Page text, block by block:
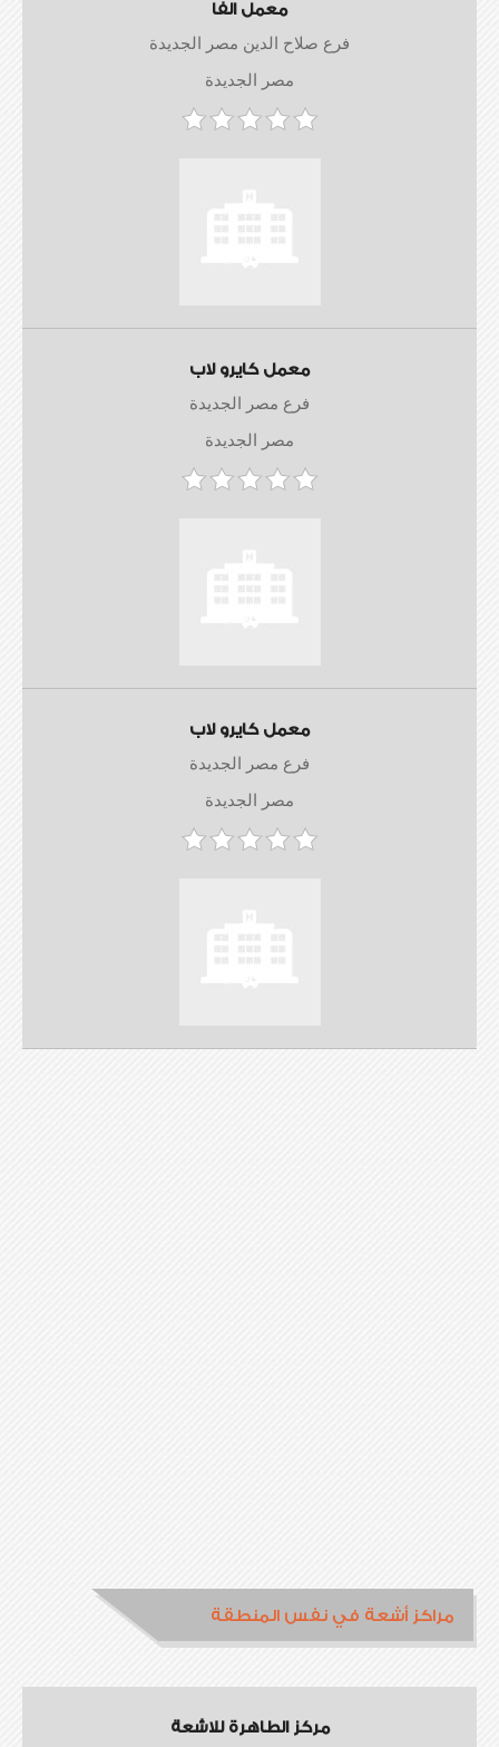
معمل الفا
فرع صلاح الدين مصر الجديدة
مصر الجديدة
معمل كايرو لاب
فرع مصر الجديدة
مصر الجديدة
معمل كايرو لاب
فرع مصر الجديدة
مصر الجديدة
مراكز أشعة في نفس المنطقة
مركز الطاهرة للاشعة